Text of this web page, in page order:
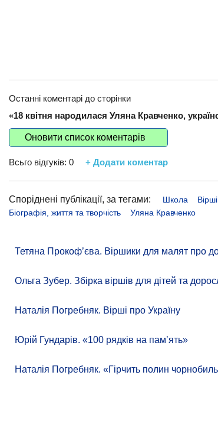
Останні коментарі до сторінки
«18 квітня народилася Уляна Кравченко,
Оновити список коментарів
Всьго відгуків: 0 + Додати коментар
Споріднені публікації, за тегами: Школа Вірші
Біографія, життя та творчість
Уляна Кравченко
Тетяна Прокоф’єва. Віршики для малят про
Ольга Зубер. Збірка віршів для дітей та
Наталія Погребняк. Вірші про Україну
Юрій Гундарів. «100 рядків на памʼять»
Наталія Погребняк. «Гірчить полин